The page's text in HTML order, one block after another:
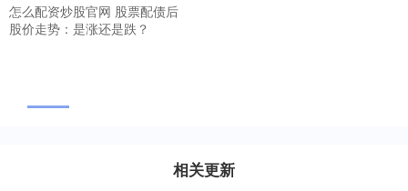
怎么配资炒股官网 股票配债后
股价走势：是涨还是跌？
相关更新